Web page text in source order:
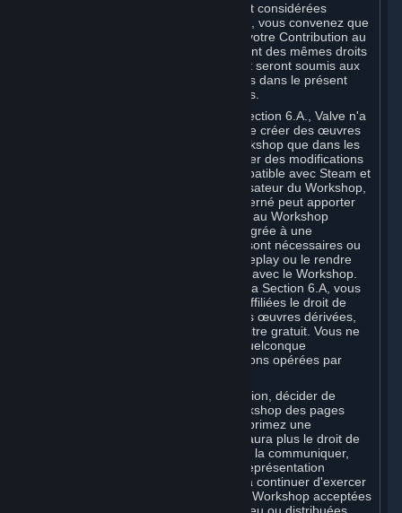
Les Contributions au Workshop sont considérées
comme des Souscriptions. À ce titre, vous convenez que
les Souscripteurs auprès desquels votre Contribution au
Workshop est distribuée bénéficieront des mêmes droits
d'utilisation de votre Contribution (et seront soumis aux
mêmes restrictions) que ceux définis dans le présent
Accord pour les autres Souscriptions.
Nonobstant la licence décrite à la Section 6.A., Valve n'a
le droit de modifier, y compris afin de créer des œuvres
dérivées, votre Contribution au Workshop que dans les
cas suivants : (a) Valve peut effectuer des modifications
pour rendre votre Contribution compatible avec Steam et
les fonctionnalités ou l'interface utilisateur du Workshop,
et (b) Valve ou le développeur concerné peut apporter
des modifications aux Contributions au Workshop
acceptées pour une distribution intégrée à une
application lorsqu'il estime qu'elles sont nécessaires ou
souhaitables pour améliorer le gameplay ou le rendre
conforme à l'Application compatible avec le Workshop.
Conformément aux dispositions de la Section 6.A, vous
octroyez à Valve et à ses sociétés affiliées le droit de
modifier, y compris afin de créer des œuvres dérivées,
votre Contribution au Workshop, à titre gratuit. Vous ne
pouvez donc exiger de Valve une quelconque
rémunération au titre des modifications opérées par
Vous pouvez, à votre entière discrétion, décider de
supprimer une Contribution au Workshop des pages
Workshop concernées. Si vous supprimez une
Contribution au Workshop, Valve n'aura plus le droit de
l'utiliser, la distribuer, la transmettre, la communiquer,
l'afficher en public ou effectuer sa représentation
publique. Toutefois, (a) Valve pourra continuer d'exercer
ces droits pour les Contributions au Workshop acceptées